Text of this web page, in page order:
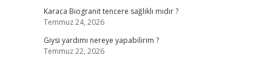
Karaca Biogranit tencere sağlıklı mıdır ?
Temmuz 24, 2026
Giysi yardımı nereye yapabilirim ?
Temmuz 22, 2026